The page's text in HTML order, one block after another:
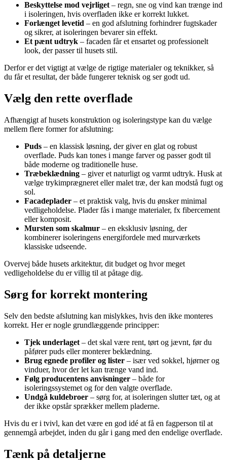
Beskyttelse mod vejrliget– regn, sne og vind kan trænge ind
i isoleringen, hvis overfladen ikke er korrekt lukket.
Forlænget levetid – en god afslutning forhindrer fugtskader
og sikrer, at isoleringen bevarer sin effekt.
Et pænt udtryk – facaden får et ensartet og professionelt
look, der passer til husets stil.
Derfor er det vigtigt at vælge de rigtige materialer og teknikker, så
du får et resultat, der både fungerer teknisk og ser godt ud.
Vælg den rette overflade
Afhængigt af husets konstruktion og isoleringstype kan du vælge
mellem flere former for afslutning:
Puds – en klassisk løsning, der giver en glat og robust
overflade. Puds kan tones i mange farver og passer godt til
både moderne og traditionelle huse.
Træbeklædning – giver et naturligt og varmt udtryk. Husk at
vælge trykimprægneret eller malet træ, der kan modstå fugt og
sol.
Facadeplader – et praktisk valg, hvis du ønsker minimal
vedligeholdelse. Plader fås i mange materialer, fx fibercement
eller komposit.
Mursten som skalmur – en eksklusiv løsning, der
kombinerer isoleringens energifordele med murværkets
klassiske udseende.
Overvej både husets arkitektur, dit budget og hvor meget
vedligeholdelse du er villig til at påtage dig.
Sørg for korrekt montering
Selv den bedste afslutning kan mislykkes, hvis den ikke monteres
korrekt. Her er nogle grundlæggende principper:
Tjek underlaget – det skal være rent, tørt og jævnt, før du
påfører puds eller monterer beklædning.
Brug egnede profiler og lister – især ved sokkel, hjørner og
vinduer, hvor der let kan trænge vand ind.
Følg producentens anvisninger – både for
isoleringssystemet og for den valgte overflade.
Undgå kuldebroer – sørg for, at isoleringen slutter tæt, og at
der ikke opstår sprækker mellem pladerne.
Hvis du er i tvivl, kan det være en god idé at få en fagperson til at
gennemgå arbejdet, inden du går i gang med den endelige overflade.
Tænk på detaljerne